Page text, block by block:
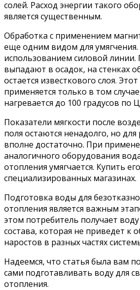
солей. Расход энергии такого
является существенным.
Обработка с применением
еще одним видом для умягчения.
использованием силовой линии.
выпадают в осадок, на стенках
остается известкового слоя.
применяется только в том
нагревается до 100 градусов по
Показатели мягкости после
поля остаются ненадолго, но
вполне достаточно. При
аналогичного оборудования
отопления умягчается. Купить
специализированных магазинах.
Подготовка воды для
отопления является важным
этом потребитель получает
состава, которая не приведет к
наростов в разных частях
Надеемся, что статья была вам
сами подготавливать воду для
отопления.